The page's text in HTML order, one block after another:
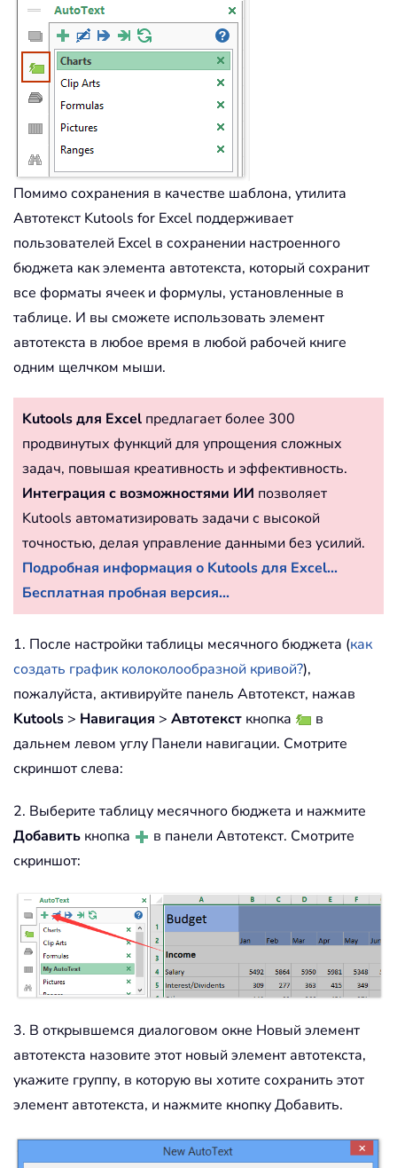
Помимо сохранения в качестве шаблона, утилита
Автотекст Kutools for Excel поддерживает
пользователей Excel в сохранении настроенного
бюджета как элемента автотекста, который сохранит
все форматы ячеек и формулы, установленные в
таблице. И вы сможете использовать элемент
автотекста в любое время в любой рабочей книге
одним щелчком мыши.
Kutools для Excel предлагает более 300
продвинутых функций для упрощения сложных
задач, повышая креативность и эффективность.
Интеграция с возможностями ИИ позволяет
Kutools автоматизировать задачи с высокой
точностью, делая управление данными без усилий.
Подробная информация о Kutools для Excel...
Бесплатная пробная версия...
1. После настройки таблицы месячного бюджета (как
создать график колоколообразной кривой?),
пожалуйста, активируйте панель Автотекст, нажав
Kutools > Навигация > Автотекст кнопка
в
дальнем левом углу Панели навигации. Смотрите
скриншот слева:
2. Выберите таблицу месячного бюджета и нажмите
Добавить кнопка
в панели Автотекст. Смотрите
скриншот:
3. В открывшемся диалоговом окне Новый элемент
автотекста назовите этот новый элемент автотекста,
укажите группу, в которую вы хотите сохранить этот
элемент автотекста, и нажмите кнопку Добавить.